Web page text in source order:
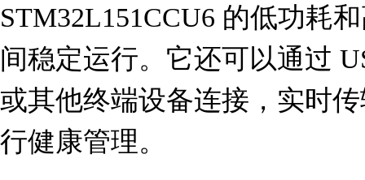
STM32L151CCU6 的低功耗
间稳定运行。它还可以通过
或其他终端设备连接，实时
行健康管理。